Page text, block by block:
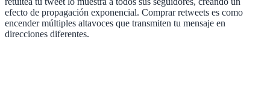
efecto de propagación exponencial. Comprar retweets es como
encender múltiples altavoces que transmiten tu mensaje en
direcciones diferentes.